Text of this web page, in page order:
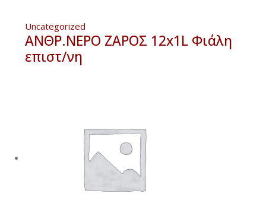
Uncategorized
ΑΝΘΡ.ΝΕΡΟ ΖΑΡΟΣ 12x1L Φιάλη
επιστ/νη